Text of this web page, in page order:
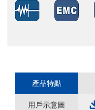
產品特點
用戶示意圖